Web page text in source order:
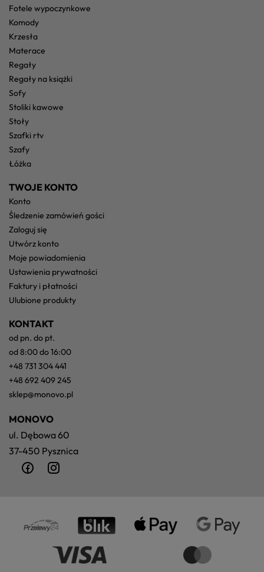
fotele wypoczynkowe
komody
krzesła
materace
regały
regały na książki
sofy
stoliki kawowe
stoły
szafki rtv
szafy
łóżka
TWOJE KONTO
konto
śledzenie zamówień gości
zaloguj się
utwórz konto
moje powiadomienia
ustawienia prywatności
faktury i płatności
ulubione produkty
MONOVO
ul. Dębowa 60
37-450 Pysznica
KONTAKT
od pn. do pt.
od 8:00 do 16:00
+48 731 304 441
+48 692 409 245
sklep@monovo.pl